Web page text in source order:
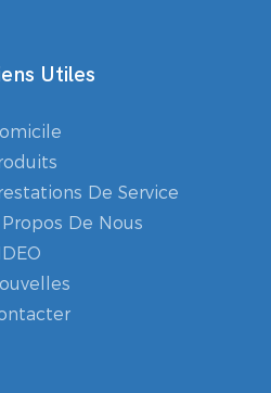
Utiles
De Service
De Nous